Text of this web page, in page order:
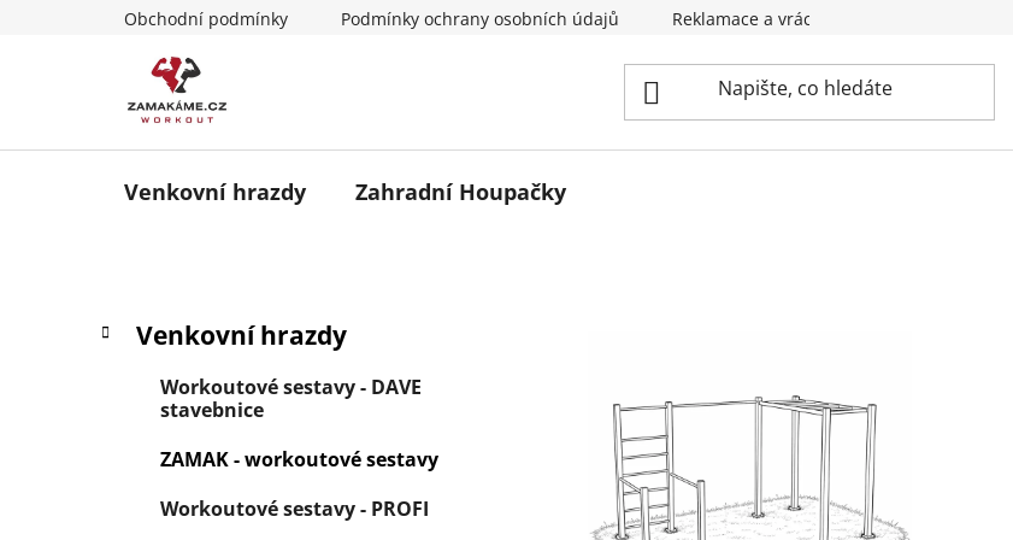
Obchodní podmínky Podmínky ochrany osobních údajů Reklamace a vrácení zboží
Venkovní hrazdy Zahradní Houpačky
PPřeskočit
kategorie
K
a
Venkovní hrazdy
Workoutové sestavy - DAVE
stavebnice
ZAMAK - workoutové sestavy
Workoutové sestavy - PROFI